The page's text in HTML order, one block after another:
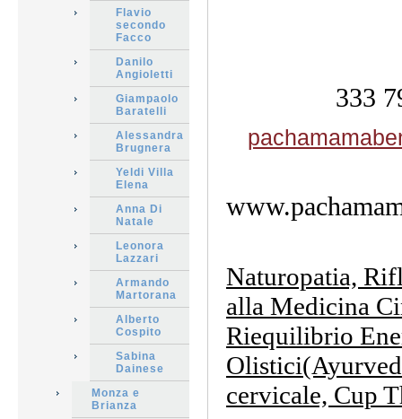
Flavio
secondo
Facco
Danilo
Angioletti
Giampaolo
Baratelli
Alessandra
Brugnera
Yeldi Villa
Elena
Anna Di
Natale
Leonora
Lazzari
Armando
Martorana
Alberto
Cospito
Sabina
Dainese
Monza e
Brianza
333
Naturopatia,
alla Medicina
Riequilibrio
cervicale, Cup